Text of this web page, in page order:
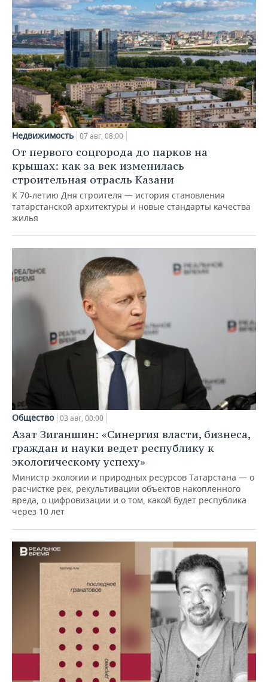
Недвижимость 07 авг, 08:00
От первого соцгорода до парков на
крышах: как за век изменилась
строительная отрасль Казани
К 70-летию Дня строителя — история становления
татарстанской архитектуры и новые стандарты качества
жилья
Общество 03 авг, 00:00
Азат Зиганшин: «Синергия власти, бизнеса,
граждан и науки ведет республику к
экологическому успеху»
Министр экологии и природных ресурсов Татарстана — о
расчистке рек, рекультивации объектов накопленного
вреда, о цифровизации и о том, какой будет республика
через 10 лет